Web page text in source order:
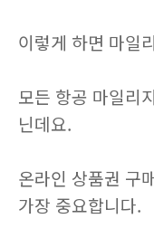
이렇게 하면 마일
모든 항공 마일리
닌데요.
온라인 상품권 구
가장 중요합니다.